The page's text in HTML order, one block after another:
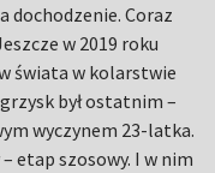
dochodzenie. Coraz
w 2019 roku
świata w kolarstwie
był ostatnim –
wyczynem 23-latka.
etap szosowy. I w nim